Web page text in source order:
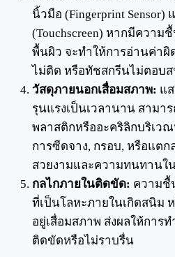
นิ้วมือ (Fingerprint Sensor)
(Touchscreen) หากมีควา
พื้นผิว จะทำให้การอ่านค่า
ไม่ติด หรือทัชสกรีนไม่ตอบส
วัสดุภายนอกเสื่อมสภาพ: แ
รุนแรงเป็นเวลานาน สามา
พลาสติกหรืออะคริลิกบริเว
การซีดจาง, กรอบ, หรือแตก
สวยงามและความทนทานใ
กลไกภายในติดขัด: ความชื้
ที่เป็นโลหะภายในเกิดสนิม
อยู่เสื่อมสภาพ ส่งผลให้การ
ติดขัดหรือไม่ราบรื่น